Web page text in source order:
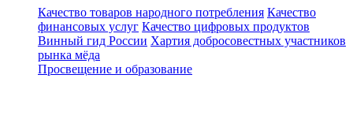
Качество товаров народного потребления Качество
финансовых услуг Качество цифровых продуктов
Винный гид России Хартия добросовестных участников
рынка мёда
Просвещение и образование